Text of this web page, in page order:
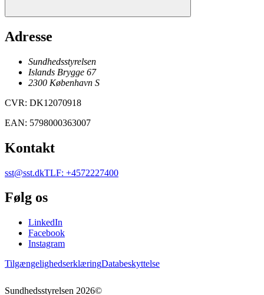
Adresse
Sundhedsstyrelsen
Islands Brygge 67
2300 København S
CVR: DK12070918
EAN: 5798000363007
Kontakt
sst@sst.dkTLF: +4572227400
Følg os
LinkedIn
Facebook
Instagram
TilgængelighedserklæringDatabeskyttelse
Sundhedsstyrelsen 2026©